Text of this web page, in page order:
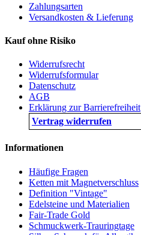
Zahlungsarten
Versandkosten & Lieferung
Kauf ohne Risiko
Widerrufsrecht
Widerrufsformular
Datenschutz
AGB
Erklärung zur Barrierefreiheit
Vertrag widerrufen
Informationen
Häufige Fragen
Ketten mit Magnetverschluss
Definition "Vintage"
Edelsteine und Materialien
Fair-Trade Gold
Schmuckwerk-Trauringtage